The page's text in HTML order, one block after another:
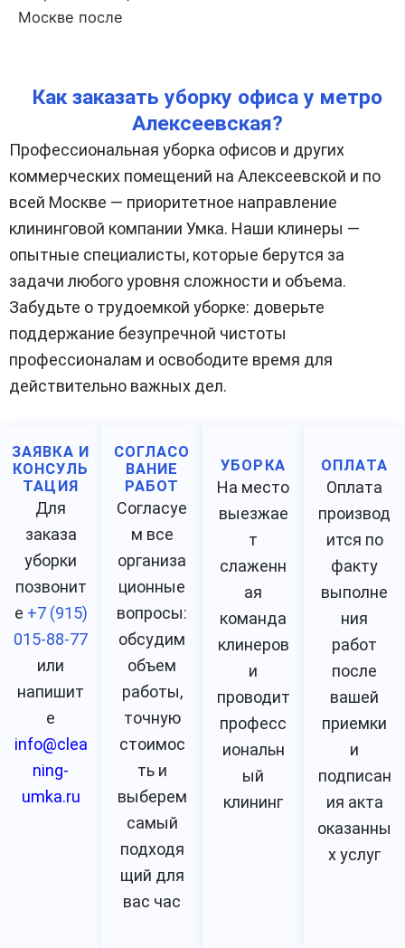
Как заказать уборку офиса у метро
Алексеевская?
Профессиональная уборка офисов и других
коммерческих помещений на Алексеевской и по
всей Москве — приоритетное направление
клининговой компании Умка. Наши клинеры —
опытные специалисты, которые берутся за
задачи любого уровня сложности и объема.
Забудьте о трудоемкой уборке: доверьте
поддержание безупречной чистоты
профессионалам и освободите время для
действительно важных дел.
ЗАЯВКА И
КОНСУЛЬ
ТАЦИЯ
Для
заказа
уборки
позвонит
е +7 (915)
015-88-77
или
напишит
е
info@clea
ning-
umka.ru
СОГЛАСО
ВАНИЕ
РАБОТ
Согласуе
м все
организа
ционные
вопросы:
обсудим
объем
работы,
точную
стоимос
ть и
выберем
самый
подходя
щий для
вас час
УБОРКА
На место
выезжае
т
слаженн
ая
команда
клинеров
и
проводит
професс
иональн
ый
клининг
ОПЛАТА
Оплата
производ
ится по
факту
выполне
ния
работ
после
вашей
приемки
и
подписан
ия акта
оказанны
х услуг